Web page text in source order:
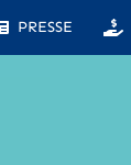
PRESSE